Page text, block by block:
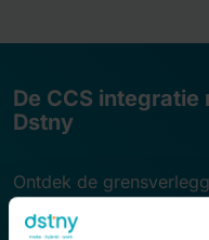
De CCS
Dstny
Ontdek de
geavanceerde
gebruikerservaring.